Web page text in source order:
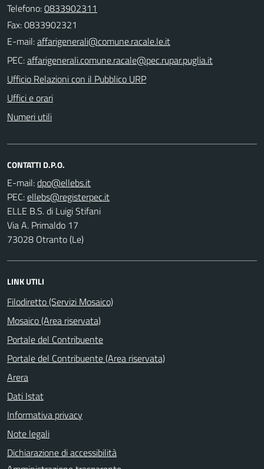
Telefono:0833902311
Fax: 0833902321
E-mail:
PEC:
Ufficio Relazioni con il Pubblico URP
Uffici e orari
Numeri utili
CONTATTI D.P.O.
E-mail:
PEC:
ELLE B.S. di Luigi Stifani
Via A. Primaldo 17
73028 Otranto (Le)
LINK UTILI
Filodiretto (Servizi Mosaico)
Mosaico (Area riservata)
Portale del Contribuente
Portale del Contribuente (Area riservata)
Arera
Dati Istat
Informativa privacy
Note legali
Dichiarazione di accessibilità